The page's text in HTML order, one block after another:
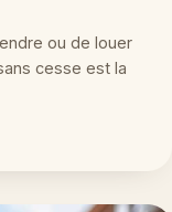
ou de louer
cesse est la